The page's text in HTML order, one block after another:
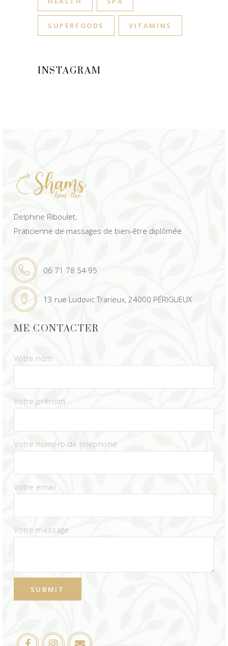
SUPERFOODS VITAMINS
INSTAGRAM
Delphine Riboulet,
Praticienne de massages de bien-être diplômée
06 71 78 54 95
13 rue Ludovic Trarieux, 24000 PÉRIGUEUX
ME CONTACTER
Votre nom
Votre prénom
Votre numéro de téléphone
Votre email
Votre message